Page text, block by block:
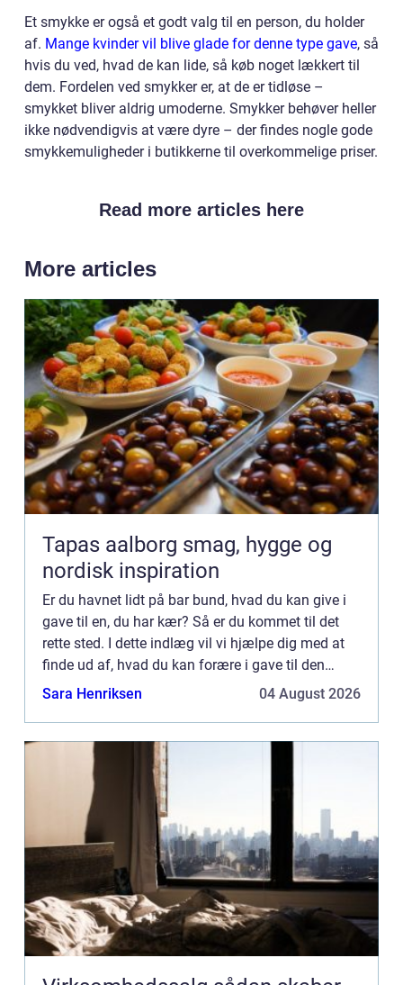
Et smykke er også et godt valg til en person, du holder
af. Mange kvinder vil blive glade for denne type gave, så
hvis du ved, hvad de kan lide, så køb noget lækkert til
dem. Fordelen ved smykker er, at de er tidløse –
smykket bliver aldrig umoderne. Smykker behøver heller
ikke nødvendigvis at være dyre – der findes nogle gode
smykkemuligheder i butikkerne til overkommelige priser.
Read more articles here
More articles
Tapas aalborg smag, hygge og
nordisk inspiration
Er du havnet lidt på bar bund, hvad du kan give i
gave til en, du har kær? Så er du kommet til det
rette sted. I dette indlæg vil vi hjælpe dig med at
finde ud af, hvad du kan forære i gave til den
person, som du har kær. Det kan være en […]...
Sara Henriksen 04 August 2026